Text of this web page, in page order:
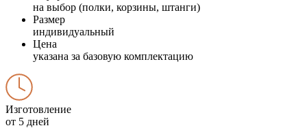
на выбор (полки, корзины, штанги)
Размер
индивидуальный
Цена
указана за базовую комплектацию
Изготовление
от 5 дней